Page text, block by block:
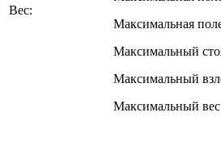
Вес:
Максимальная
Максимальный
Максимальный
Максимальный вес